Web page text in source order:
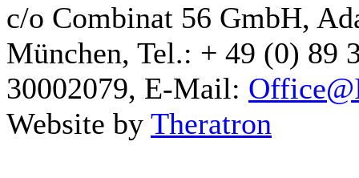
c/o Combinat 56 GmbH,
München, Tel.: + 49 (0) 89
30002079, E-Mail:
Website by Theratron